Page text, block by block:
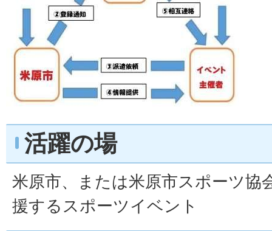
活躍の場
米原市、または米原市スポーツ協
援するスポーツイベント